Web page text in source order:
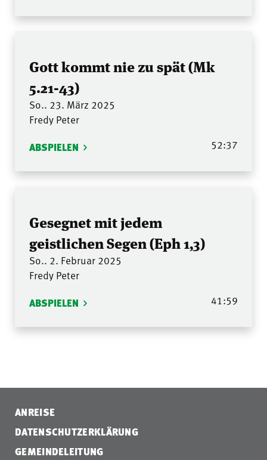
Gott kommt nie zu spät (Mk
5.21-43)
So.. 23. März 2025
Fredy Peter
ABSPIELEN 52:37
Gesegnet mit jedem
geistlichen Segen (Eph 1,3)
So.. 2. Februar 2025
Fredy Peter
ABSPIELEN 41:59
ANREISE
DATENSCHUTZERKLÄRUNG
GEMEINDELEITUNG